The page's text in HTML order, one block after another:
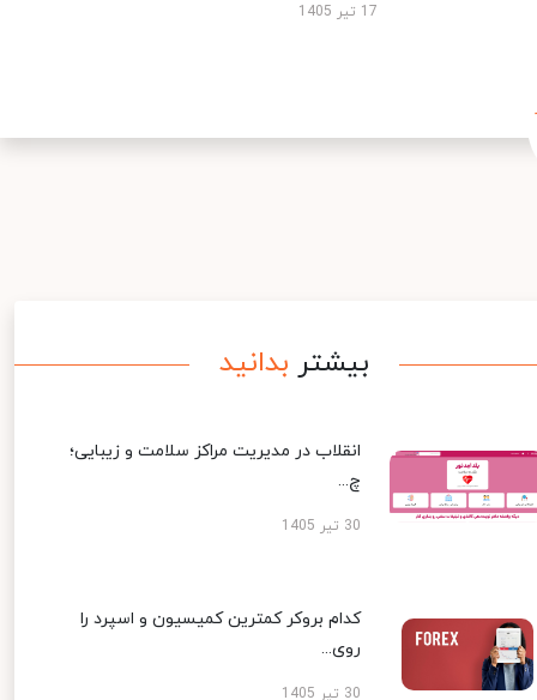
17 تیر 1405
بیشتر بدانید
انقلاب در مدیریت مراکز سلامت و زیبایی؛
چ...
30 تیر 1405
کدام بروکر کمترین کمیسیون و اسپرد را
روی...
30 تیر 1405